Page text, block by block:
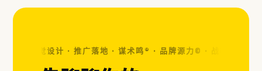
位 · 视觉设计 · 推广落地 · 谋术鸣® · 品牌源力© · 战略定位 ·